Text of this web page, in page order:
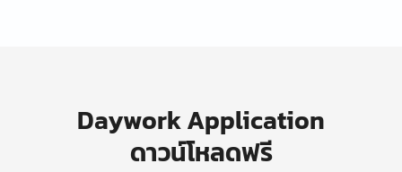
Daywork Application
ดาวน์โหลดฟรี